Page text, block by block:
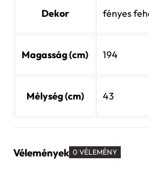
Dekor fényes
Magasság (cm) 194
Mélység (cm) 43
Vélemények 0 VÉLEMÉNY